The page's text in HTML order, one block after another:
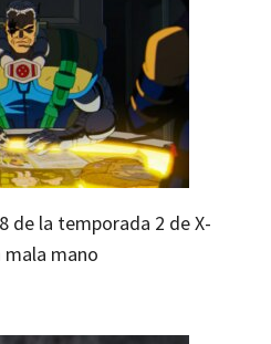
de la temporada 2 de X-
mala mano